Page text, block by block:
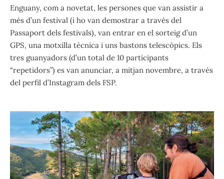
Enguany, com a novetat, les persones que van assistir a
més d’un festival (i ho van demostrar a través del
Passaport dels festivals), van entrar en el sorteig d’un
GPS, una motxilla tècnica i uns bastons telescòpics. Els
tres guanyadors (d’un total de 10 participants
“repetidors”) es van anunciar, a mitjan novembre, a través
del perfil d’Instagram dels FSP.